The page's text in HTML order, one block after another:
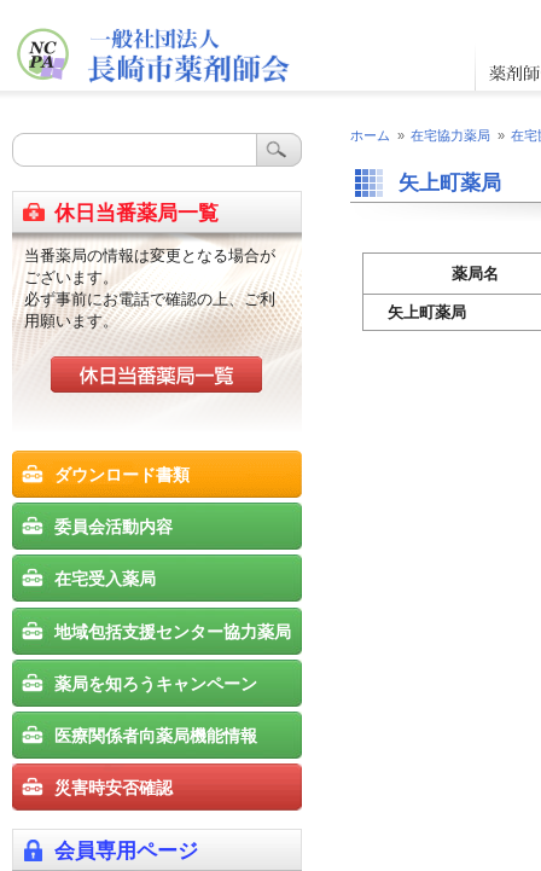
ホーム » 在宅協力薬局 » 在宅
矢上町薬局
薬局名
矢上町薬局
休日当番薬局一覧
当番薬局の情報は変更となる場合が
ございます。
必ず事前にお電話で確認の上、ご利
用願います。
ダウンロード書類
委員会活動内容
在宅受入薬局
地域包括支援センター協力薬局
薬局を知ろうキャンペーン
医療関係者向薬局機能情報
災害時安否確認
会員専用ページ